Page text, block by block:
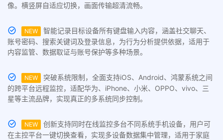
像。横竖屏自适应切换，画面传输超清流畅。
NEW
智能记录目标设备所有键盘输入内容，涵盖社交聊天、
账号密码、搜索关键词及登录信息，为行为分析提供依据，适用于
内容监管、数据取证与账号保护等多种场景。
NEW
突破系统限制，全面支持iOS、Android、鸿蒙系统之间
的跨平台远程监控，适配华为、iPhone、小米、OPPO、vivo、三
星等主流品牌，实现真正的多系统同步控制。
NEW
创新支持同时在线监控多台不同系统手机设备，用户可
在主控平台一键切换查看，实现多设备数据集中管理，适用于家庭